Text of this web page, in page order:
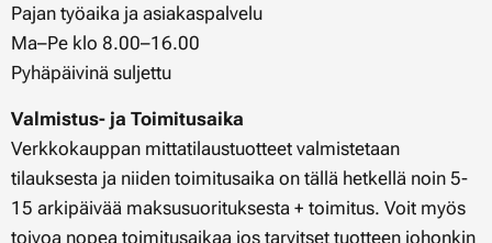
Pajan työaika ja asiakaspalvelu
Ma–Pe klo 8.00–16.00
Pyhäpäivinä suljettu
Valmistus- ja Toimitusaika
Verkkokauppan mittatilaustuotteet valmistetaan
tilauksesta ja niiden toimitusaika on tällä hetkellä noin 5-
15 arkipäivää maksusuorituksesta + toimitus. Voit myös
toivoa nopea toimitusaikaa jos tarvitset tuotteen johonkin